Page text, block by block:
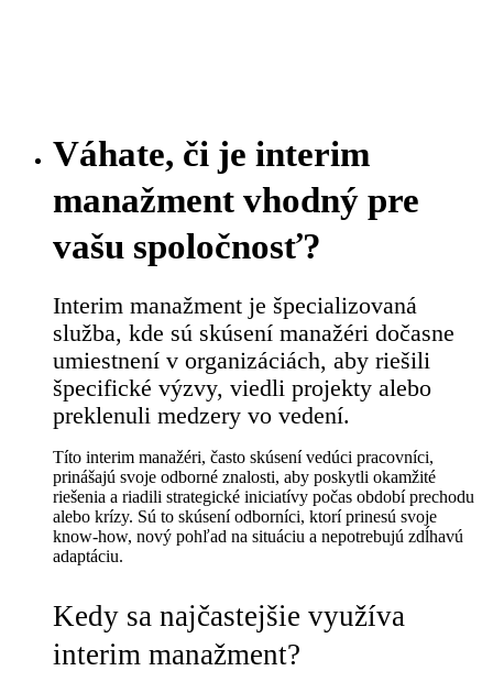
Váhate, či je interim
manažment vhodný pre
vašu spoločnosť?
Interim manažment je špecializovaná
služba, kde sú skúsení manažéri dočasne
umiestnení v organizáciách, aby riešili
špecifické výzvy, viedli projekty alebo
preklenuli medzery vo vedení.
Títo interim manažéri, často skúsení vedúci pracovníci,
prinášajú svoje odborné znalosti, aby poskytli okamžité
riešenia a riadili strategické iniciatívy počas období prechodu
alebo krízy. Sú to skúsení odborníci, ktorí prinesú svoje
know-how, nový pohľad na situáciu a nepotrebujú zdĺhavú
adaptáciu.
Kedy sa najčastejšie využíva
interim manažment?